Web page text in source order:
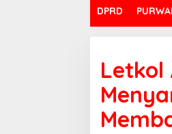
DPRD
Letkol